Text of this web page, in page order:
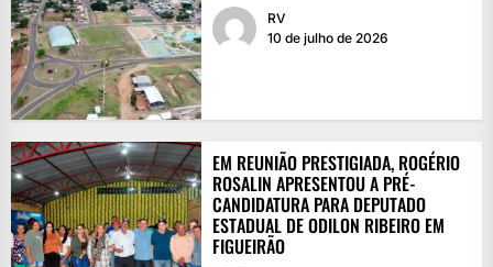
RV
10 de julho de 2026
EM REUNIÃO PRESTIGIADA, ROGÉRIO
ROSALIN APRESENTOU A PRÉ-
CANDIDATURA PARA DEPUTADO
ESTADUAL DE ODILON RIBEIRO EM
FIGUEIRÃO